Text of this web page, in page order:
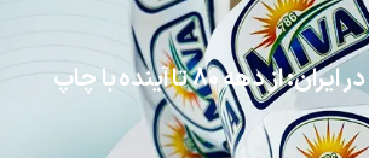
سیر تحول لیبل در ایران: از دهه 80 تا آینده با چاپ